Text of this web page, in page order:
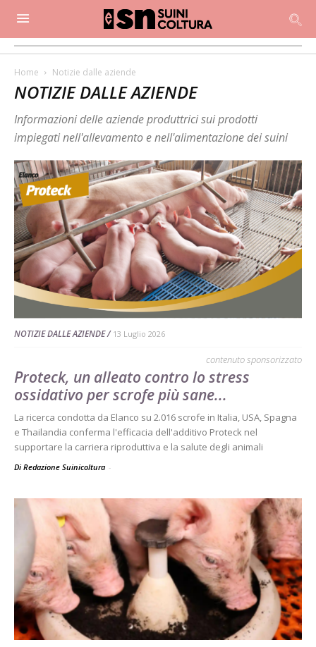
Home Notizie dalle aziende
NOTIZIE DALLE AZIENDE
Informazioni delle aziende produttrici sui prodotti
impiegati nell'allevamento e nell'alimentazione dei suini
NOTIZIE DALLE AZIENDE 13 Luglio 2026
contenuto sponsorizzato
Proteck, un alleato contro lo stress
ossidativo per scrofe più sane...
La ricerca condotta da Elanco su 2.016 scrofe in Italia, USA, Spagna
e Thailandia conferma l'efficacia dell'additivo Proteck nel
supportare la carriera riproduttiva e la salute degli animali
Di Redazione Suinicoltura -